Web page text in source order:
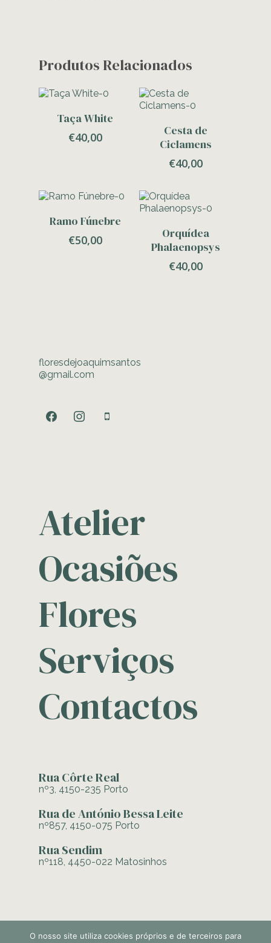
Produtos Relacionados
Taça White
€40,00
Cesta de
Ciclamens
€40,00
Adicionar
Ramo Fúnebre
€50,00
Adicionar
Orquídea
Phalaenopsys
€40,00
floresdejoaquimsantos
@gmail.com
facebookinstagrammobile
Atelier
Ocasiões
Flores
Serviços
Contactos
Rua Côrte Real
nº3, 4150-235 Porto
Rua de António Bessa Leite
nº857, 4150-075 Porto
Rua Sendim
nº118, 4450-022 Matosinhos
O nosso site utiliza cookies próprios e de terceiros para